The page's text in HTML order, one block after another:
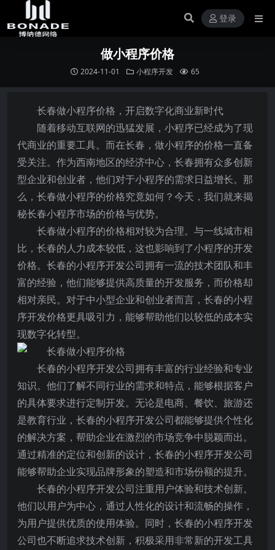
登录
做小程序价格
2024-11-01 小程序开发 65
长春做小程序价格，开启数字化商业新时代
随着移动互联网的迅猛发展，小程序已经成为了现
代商业的重要工具。而在长春，做小程序的价格一直备
受关注。作为西南地区的经济中心，长春拥有众多创新
型企业和创业者，他们对于小程序的需求日益增长。那
么，长春做小程序的价格究竟如何？今天，我们就来揭
秘长春小程序市场的价格与优势。
长春做小程序的价格相对较为合理。与一线城市相
比，长春的人力成本较低，这也影响到了小程序的开发
价格。长春的小程序开发公司拥有一流的技术团队和丰
富的经验，他们能够提供高质量的开发服务，而价格却
相对亲民。对于中小型企业和创业者而言，长春的小程
序开发价格更具吸引力，能够帮助他们以较低的成本实
现数字化转型。
长春的小程序开发公司拥有丰富的行业经验和专业
知识。他们了解不同行业的需求和特点，能够根据客户
的具体要求进行定制开发。无论是电商、餐饮、旅游还
是教育行业，长春的小程序开发公司都能够提供个性化
的解决方案，帮助企业在激烈的市场竞争中脱颖而出。
通过精准的定位和创新的设计，长春的小程序开发公司
能够帮助企业实现品牌形象的塑造和市场份额的提升。
长春的小程序开发公司注重用户体验和技术创新。
他们以用户为中心，通过人性化的设计和流畅的操作，
为用户提供优质的使用体验。同时，长春的小程序开发
公司也不断追求技术创新，积极采用非常新的开发工具